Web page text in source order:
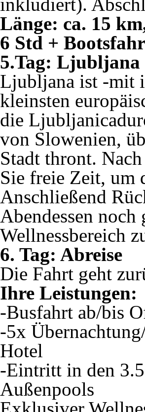
Länge: ca. 15
6 Std +
5.Tag: Ljubljana
Ljubljana ist -mit
kleinsten
die
von Slowenien,
Stadt thront.
Sie freie Zeit, um
Anschließend
Abendessen
Wellnessbereich
6. Tag: Abreise
Die Fahrt geht
Ihre Leistungen:
-Busfahrt ab/bis
-5x
Hotel
-Eintritt in den
Außenpools